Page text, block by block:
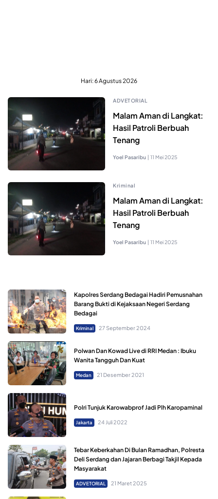
Hari:6 Agustus 2026
ADVETORIAL
Malam Aman di Langkat:
Hasil Patroli Berbuah
Tenang
Yoel Pasaribu | 11 Mei 2025
Kriminal
Malam Aman di Langkat:
Hasil Patroli Berbuah
Tenang
Yoel Pasaribu | 11 Mei 2025
Kapolres Serdang Bedagai Hadiri Pemusnahan
Barang Bukti di Kejaksaan Negeri Serdang
Bedagai
Kriminal 27 September 2024
Polwan Dan Kowad Live di RRI Medan : Ibuku
Wanita Tangguh Dan Kuat
Medan 21 Desember 2021
Polri Tunjuk Karowabprof Jadi Plh Karopaminal
Jakarta 24 Juli 2022
Tebar Keberkahan Di Bulan Ramadhan, Polresta
Deli Serdang dan Jajaran Berbagi Takjil Kepada
Masyarakat
ADVETORIAL 21 Maret 2025